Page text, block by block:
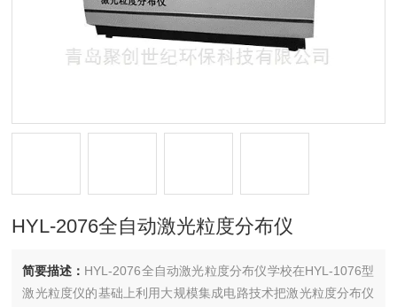
HYL-2076全自动激光粒度分布仪
简要描述： HYL-2076全自动激光粒度分布仪学校在HYL-1076型
激光粒度仪的基础上利用大规模集成电路技术把激光粒度分布仪